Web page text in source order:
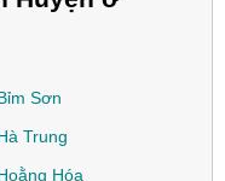
Sơn
Trung
Hóa